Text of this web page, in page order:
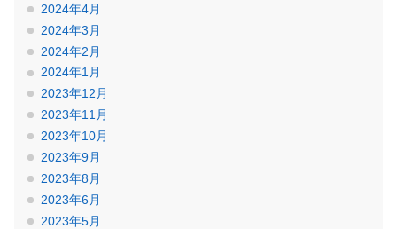
2024年4月
2024年3月
2024年2月
2024年1月
2023年12月
2023年11月
2023年10月
2023年9月
2023年8月
2023年6月
2023年5月